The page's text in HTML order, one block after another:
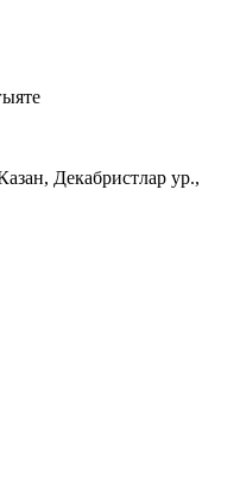
Декабристлар ур.,